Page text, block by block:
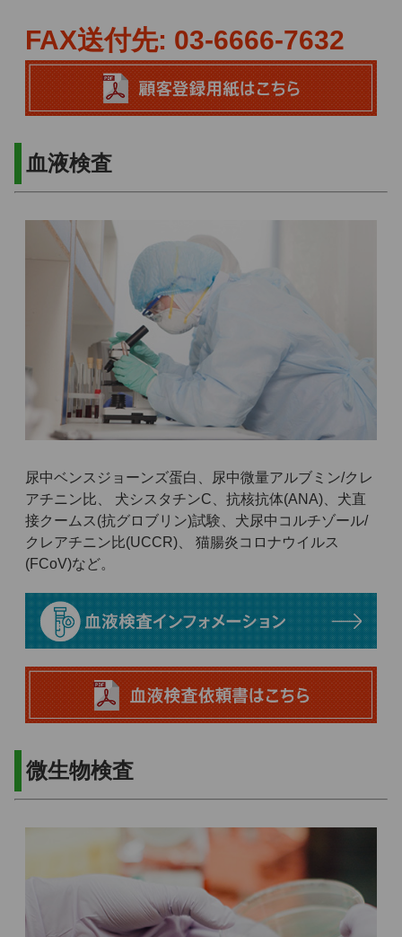
FAX送付先: 03-6666-7632
血液検査
尿中ベンスジョーンズ蛋白、尿中微量アルブミン/クレ
アチニン比、 犬シスタチンC、抗核抗体(ANA)、犬直
接クームス(抗グロブリン)試験、犬尿中コルチゾール/
クレアチニン比(UCCR)、 猫腸炎コロナウイルス
(FCoV)など。
微生物検査